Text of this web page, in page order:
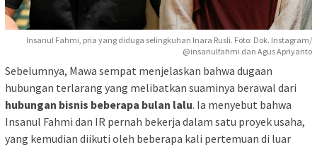
Insanul Fahmi, pria yang diduga selingkuhan Inara Rusli. Foto: Dok. Instagram/
@insanulfahmi dan Agus Apriyanto
Sebelumnya, Mawa sempat menjelaskan bahwa dugaan
hubungan terlarang yang melibatkan suaminya berawal dari
hubungan bisnis beberapa bulan lalu. Ia menyebut bahwa
Insanul Fahmi dan IR pernah bekerja dalam satu proyek usaha,
yang kemudian diikuti oleh beberapa kali pertemuan di luar